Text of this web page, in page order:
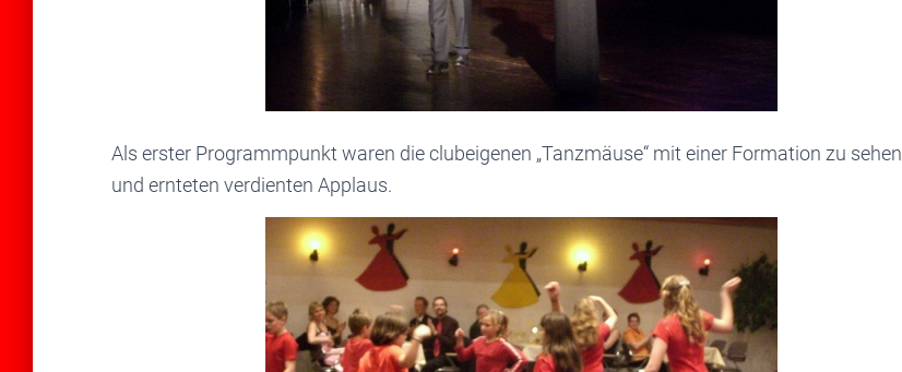
Als erster Programmpunkt waren die clubeigenen „Tanzmäuse“ mit einer Formation zu sehen
und ernteten verdienten Applaus.